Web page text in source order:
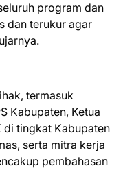
program dan
dan terukur agar
termasuk
Kabupaten, Ketua
di tingkat Kabupaten
serta mitra kerja
pembahasan